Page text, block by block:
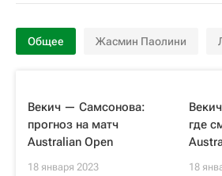
Общее Жасмин Паолини
Векич — Самсонова:
прогноз на матч
Australian Open
18 января 2023
где
18